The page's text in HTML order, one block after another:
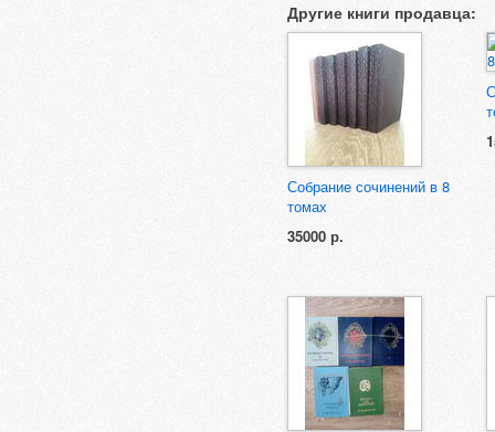
Другие книги продавца:
Собрание сочинений в 8
томах
35000 р.